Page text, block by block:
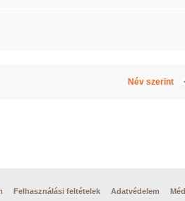
Név szerint
Felhasználási feltételek Adatvédelem